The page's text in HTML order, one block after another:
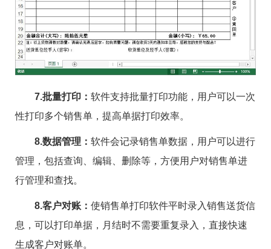
7.批量打印： 软件支持批量打印功能，用户可以一次
性打印多个销售单，提高单据打印效率。
8.数据管理： 软件会记录销售单数据，用户可以进行
管理，包括查询、编辑、删除等，方便用户对销售单进
行管理和查找。
8.客户对账： 使销售单打印软件平时录入销售送货信
息，可以打印单据，月结时不需要重复录入，直接快速
生成客户对账单。